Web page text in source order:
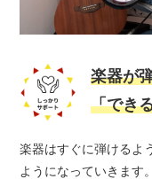
楽器が
「でき
楽器はすぐに弾けるよ
ようになっていきます